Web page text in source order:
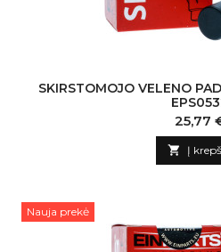
SKIRSTOMOJO VELENO
Kaina
25,77
 Į
Nauja prekė